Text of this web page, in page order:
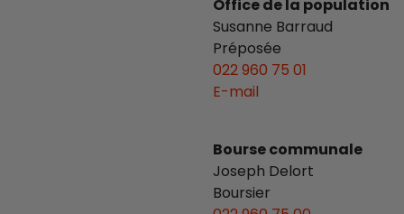
Office de la population
Susanne Barraud
Préposée
022 960 75 01
E-mail
Bourse communale
Joseph Delort
Boursier